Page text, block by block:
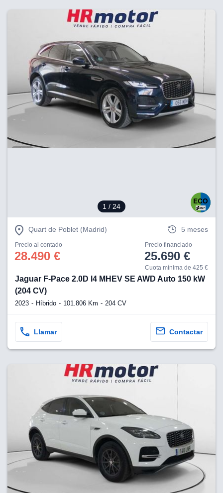
1 / 24
Quart de Poblet (Madrid) 5 meses
Precio al contado
28.490 €
Precio financiado
25.690 €
Cuota mínima de 425 €
Jaguar F-Pace 2.0D l4 MHEV SE AWD Auto 150 kW
(204 CV)
2023 Híbrido 101.806 Km 204 CV
Llamar Contactar